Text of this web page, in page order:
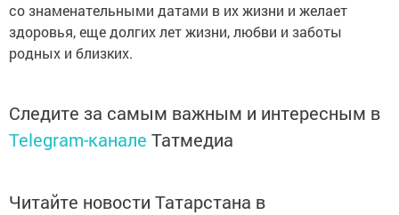
со знаменательными датами в их жизни и желает
здоровья, еще долгих лет жизни, любви и заботы
родных и близких.
Следите за самым важным и интересным в
Telegram-канале Татмедиа
Читайте новости Татарстана в